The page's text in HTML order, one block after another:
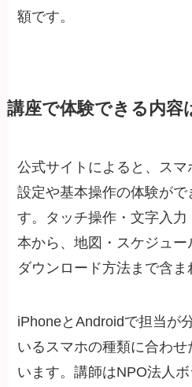
額です。
講座で体験できる内容
公式サイトによると、ス
設定や基本操作の体験が
す。タッチ操作・文字入
本から、地図・スケジュ
ダウンロード方法まで含ま
iPhoneとAndroidで担当が
いるスマホの種類に合わ
います。講師はNPO法人